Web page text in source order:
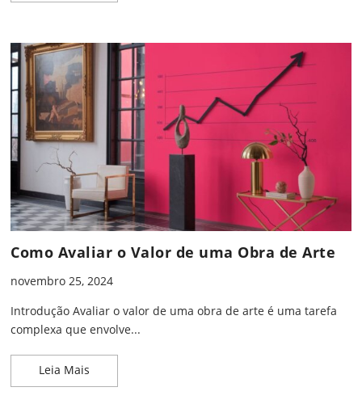
Como Avaliar o Valor de uma Obra de Arte
novembro 25, 2024
Introdução Avaliar o valor de uma obra de arte é uma tarefa
complexa que envolve...
Leia Mais